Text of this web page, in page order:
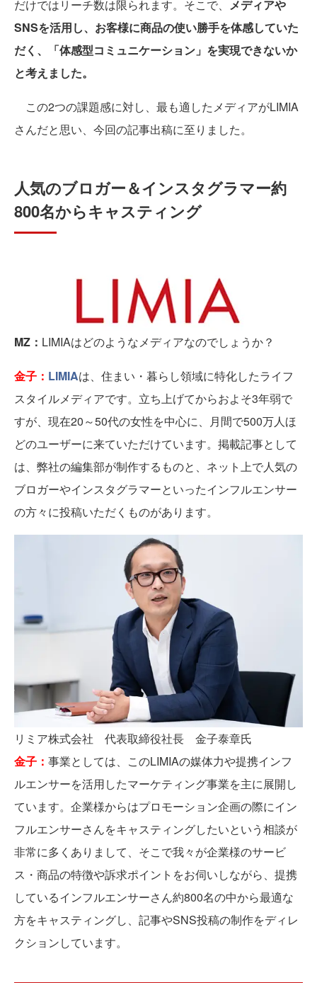
だけではリーチ数は限られます。そこで、 メディアや
SNSを活用し、お客様に商品の使い勝手を体感していた
だく、「体感型コミュニケーション」を実現できないか
と考えました。
この2つの課題感に対し、最も適したメディアがLIMIA
さんだと思い、今回の記事出稿に至りました。
人気のブロガー＆インスタグラマー約
800名からキャスティング
MZ： LIMIAはどのようなメディアなのでしょうか？
金子： LIMIAは、住まい・暮らし領域に特化したライフ
スタイルメディアです。立ち上げてからおよそ3年弱で
すが、現在20～50代の女性を中心に、月間で500万人ほ
どのユーザーに来ていただけています。掲載記事として
は、弊社の編集部が制作するものと、ネット上で人気の
ブロガーやインスタグラマーといったインフルエンサー
の方々に投稿いただくものがあります。
リミア株式会社 代表取締役社長 金子泰章氏
金子： 事業としては、このLIMIAの媒体力や提携インフ
ルエンサーを活用したマーケティング事業を主に展開し
ています。企業様からはプロモーション企画の際にイン
フルエンサーさんをキャスティングしたいという相談が
非常に多くありまして、そこで我々が企業様のサービ
ス・商品の特徴や訴求ポイントをお伺いしながら、提携
しているインフルエンサーさん約800名の中から最適な
方をキャスティングし、記事やSNS投稿の制作をディレ
クションしています。